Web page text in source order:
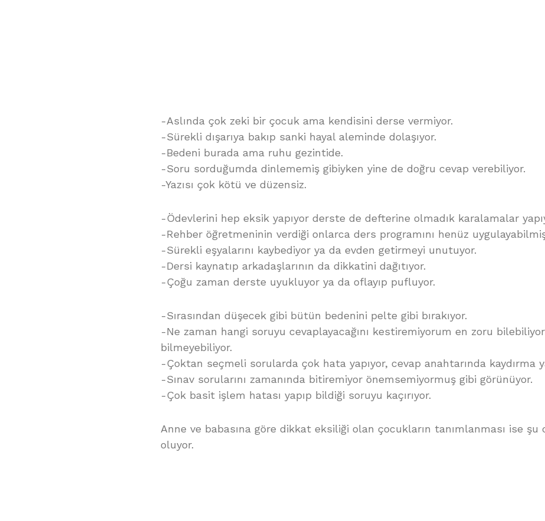
-Aslında çok zeki bir çocuk ama kendisini derse vermiyor.
-Sürekli dışarıya bakıp sanki hayal aleminde dolaşıyor.
-Bedeni burada ama ruhu gezintide.
-Soru sorduğumda dinlememiş gibiyken yine de doğru cevap verebiliyor.
-Yazısı çok kötü ve düzensiz.
-Ödevlerini hep eksik yapıyor derste de defterine olmadık karalamalar
-Rehber öğretmeninin verdiği onlarca ders programını henüz
-Sürekli eşyalarını kaybediyor ya da evden getirmeyi unutuyor.
-Dersi kaynatıp arkadaşlarının da dikkatini dağıtıyor.
-Çoğu zaman derste uyukluyor ya da oflayıp pufluyor.
-Sırasından düşecek gibi bütün bedenini pelte gibi bırakıyor.
-Ne zaman hangi soruyu cevaplayacağını kestiremiyorum en zoru bilebiliyor
bilmeyebiliyor.
-Çoktan seçmeli sorularda çok hata yapıyor, cevap anahtarında kaydırma
-Sınav sorularını zamanında bitiremiyor önemsemiyormuş gibi görünüyor.
-Çok basit işlem hatası yapıp bildiği soruyu kaçırıyor.
Anne ve babasına göre dikkat eksiliği olan çocukların tanımlanması ise
oluyor.